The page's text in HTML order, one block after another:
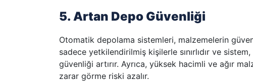
5. Artan Depo Güvenliği
Otomatik depolama sistemleri, malzemelerin
sadece yetkilendirilmiş kişilerle sınırlıdır ve
güvenliği artırır. Ayrıca, yüksek hacimli ve ağır
zarar görme riski azalır.